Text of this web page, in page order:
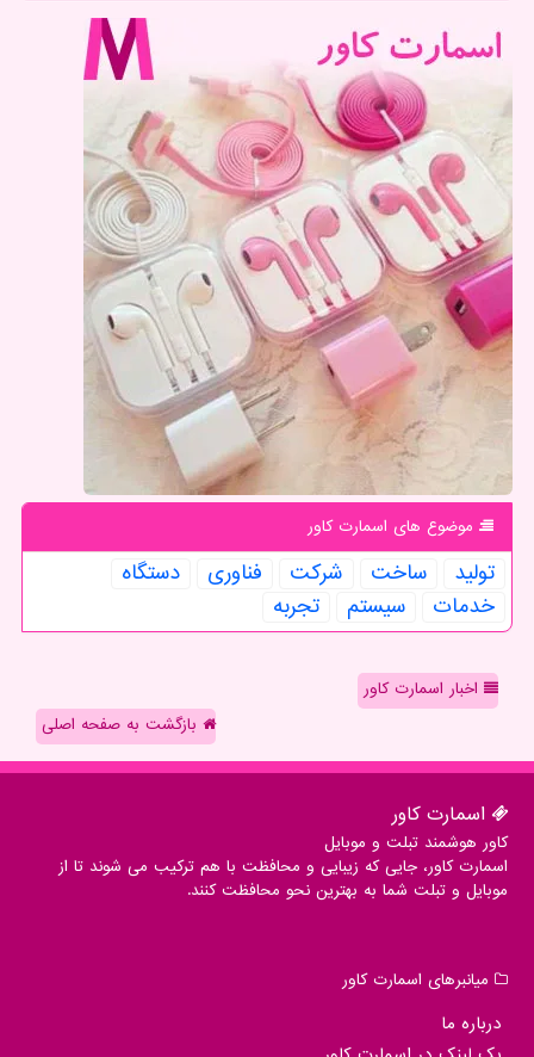
موضوع های اسمارت كاور
تولید ساخت شركت فناوری
دستگاه
خدمات
سیستم تجربه
اخبار اسمارت کاور
بازگشت به صفحه اصلی
اسمارت كاور
کاور هوشمند تبلت و موبایل
اسمارت کاور، جایی که زیبایی و محافظت با هم ترکیب می شوند تا از
موبایل و تبلت شما به بهترین نحو محافظت کنند.
میانبرهای اسمارت كاور
درباره ما